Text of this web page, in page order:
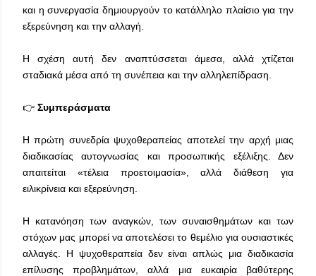
και η συνεργασία δημιουργούν το κατάλληλο πλαίσιο για την
εξερεύνηση και την αλλαγή.
Η σχέση αυτή δεν αναπτύσσεται άμεσα, αλλά χτίζεται
σταδιακά μέσα από τη συνέπεια και την αλληλεπίδραση.
👉 Συμπεράσματα
Η πρώτη συνεδρία ψυχοθεραπείας αποτελεί την αρχή μιας
διαδικασίας αυτογνωσίας και προσωπικής εξέλιξης. Δεν
απαιτείται «τέλεια προετοιμασία», αλλά διάθεση για
ειλικρίνεια και εξερεύνηση.
Η κατανόηση των αναγκών, των συναισθημάτων και των
στόχων μας μπορεί να αποτελέσει το θεμέλιο για ουσιαστικές
αλλαγές. Η ψυχοθεραπεία δεν είναι απλώς μια διαδικασία
επίλυσης προβλημάτων, αλλά μια ευκαιρία βαθύτερης